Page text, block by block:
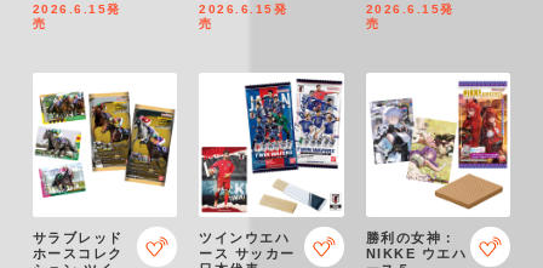
2026.6.15発
売
2026.6.15発
売
2026.6.15発
売
サラブレッド
ホースコレク
ツインウエハ
ース サッカー
勝利の女神：
NIKKE ウエハ